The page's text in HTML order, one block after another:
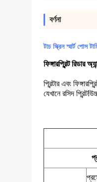
বর্ণনা
টাচ স্ক্রিন স্মার্ট পোস
ফিঙ্গারপ্রিন্ট রিডার
প্রিন্টার এবং
যেখানে রসিদ